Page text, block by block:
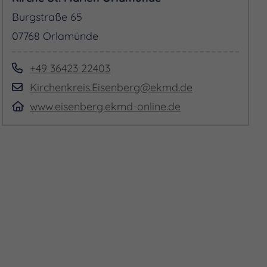
Burgstraße 65
07768 Orlamünde
+49 36423 22403
Kirchenkreis.Eisenberg@ekmd.de
www.eisenberg.ekmd-online.de